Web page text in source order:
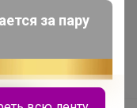
за пару